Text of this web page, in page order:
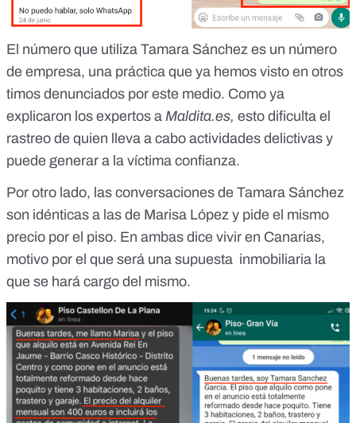
El número que utiliza Tamara Sánchez es un número
de empresa, una práctica que ya hemos visto en otros
timos denunciados por este medio. Como ya
explicaron los expertos a Maldita.es, esto dificulta el
rastreo de quien lleva a cabo actividades delictivas y
puede generar a la víctima confianza.
Por otro lado, las conversaciones de Tamara Sánchez
son idénticas a las de Marisa López y pide el mismo
precio por el piso. En ambas dice vivir en Canarias,
motivo por el que será una supuesta inmobiliaria la
que se hará cargo del mismo.